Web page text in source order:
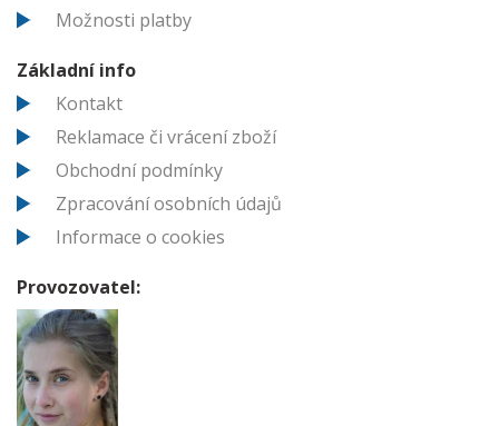
Možnosti platby
Základní info
Kontakt
Reklamace či vrácení zboží
Obchodní podmínky
Zpracování osobních údajů
Informace o cookies
Provozovatel: